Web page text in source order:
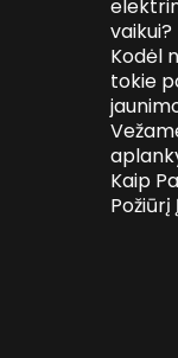
vaikui?
Kodėl
tokie
Kaip